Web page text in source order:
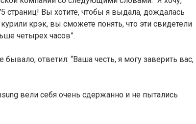
страниц! Вы хотите, чтобы я выдала, дождалась
крэк, вы сможете понять, что эти свидетели
четырех часов”.
ответил: “Ваша честь, я могу заверить вас,
вели себя очень сдержанно и не пытались